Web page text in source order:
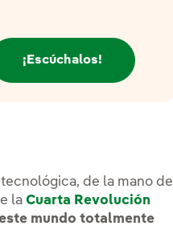
¡Escúchalos!
de la mano de
laCuarta Revolución
mundo totalmente